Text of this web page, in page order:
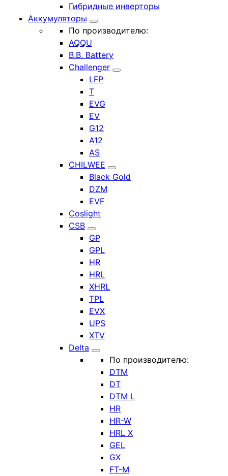
Гибридные инверторы
Аккумуляторы
По производителю:
AQQU
B.B. Battery
Challenger
LFP
T
EVG
EV
G12
A12
AS
CHILWEE
Black Gold
DZM
EVF
Coslight
CSB
GP
GPL
HR
HRL
XHRL
TPL
EVX
UPS
XTV
Delta
По производителю:
DTM
DT
DTM L
HR
HR-W
HRL X
GEL
GX
FT-M